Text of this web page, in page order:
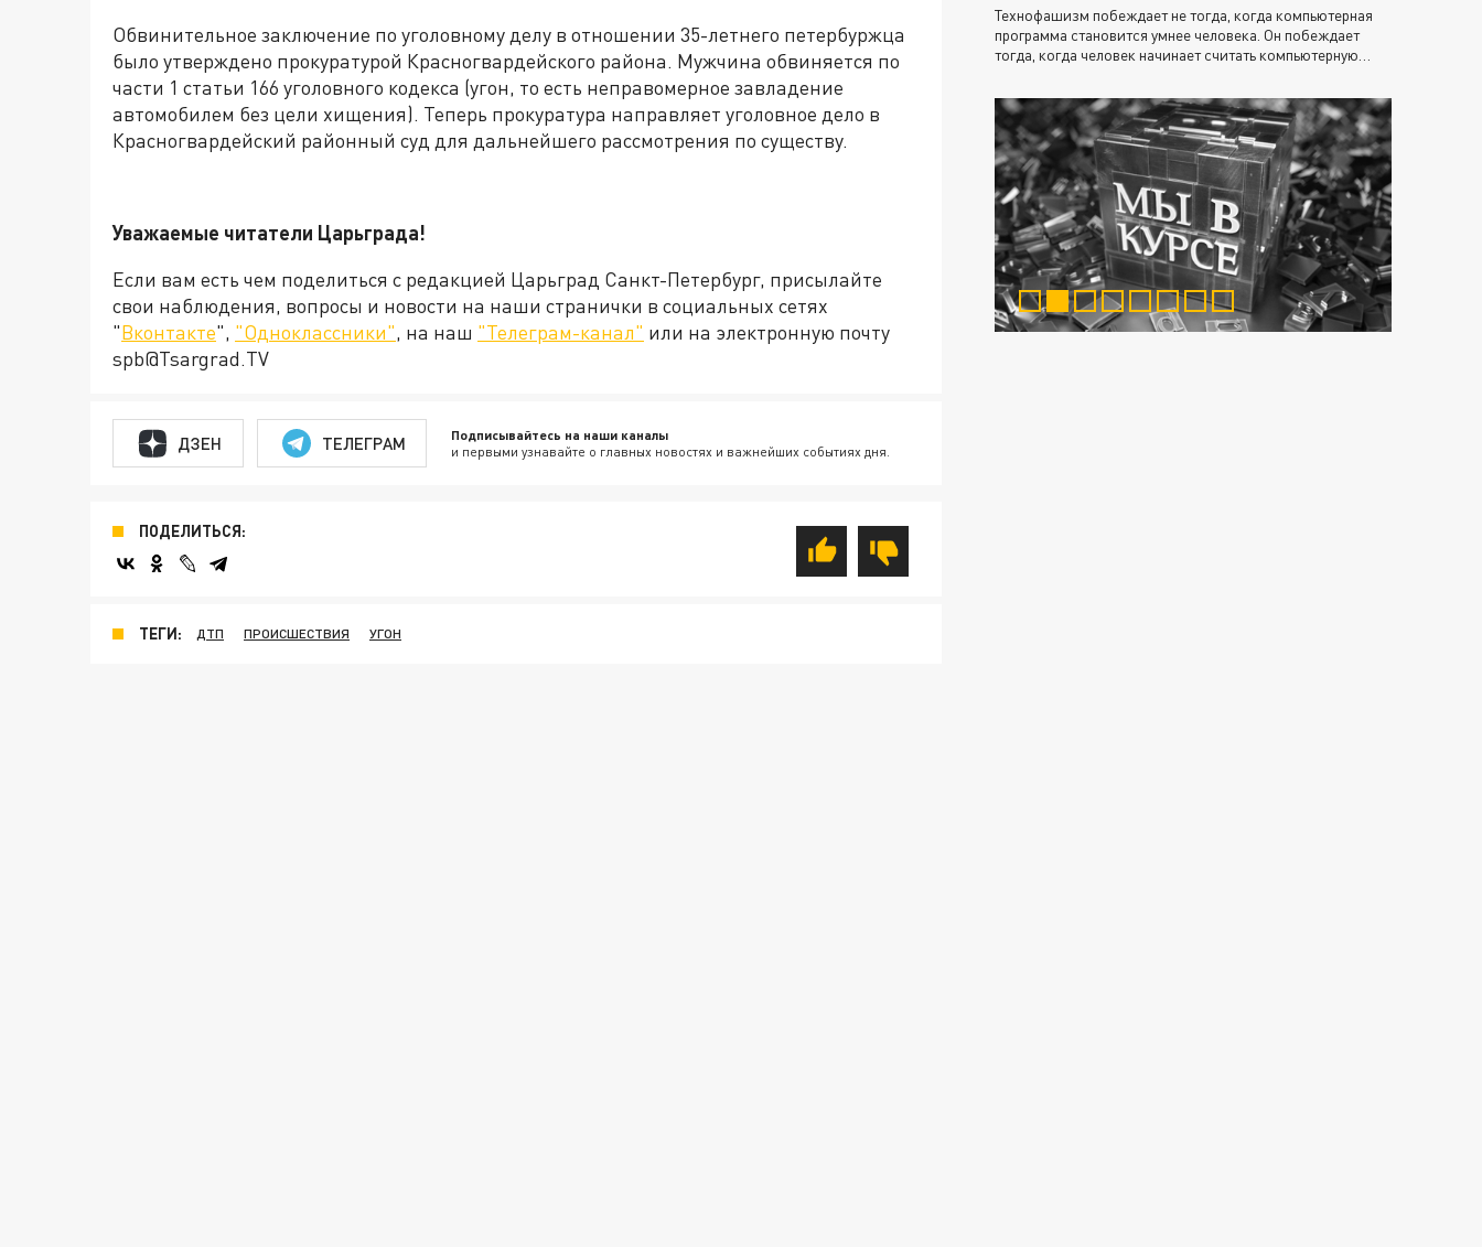
Обвинительное заключение по уголовному делу в отношении 35-летнего петербуржца
было утверждено прокуратурой Красногвардейского района. Мужчина обвиняется по
части 1 статьи 166 уголовного кодекса (угон, то есть неправомерное завладение
автомобилем без цели хищения). Теперь прокуратура направляет уголовное дело в
Красногвардейский районный суд для дальнейшего рассмотрения по существу.
Уважаемые читатели Царьграда!
Если вам есть чем поделиться с редакцией Царьград Санкт-Петербург, присылайте
свои наблюдения, вопросы и новости на наши странички в социальных сетях
"Вконтакте", "Одноклассники", на наш "Телеграм-канал" или на электронную почту
spb@Tsargrad.TV
ДЗЕН ТЕЛЕГРАМ Подписывайтесь на наши каналы
и первыми узнавайте о главных новостях и важнейших событиях дня.
ПОДЕЛИТЬСЯ:
ТЕГИ: ДТП ПРОИСШЕСТВИЯ УГОН
Технофашизм побеждает не тогда, когда компьютерная
программа становится умнее человека. Он побеждает
тогда, когда человек начинает считать компьютерную